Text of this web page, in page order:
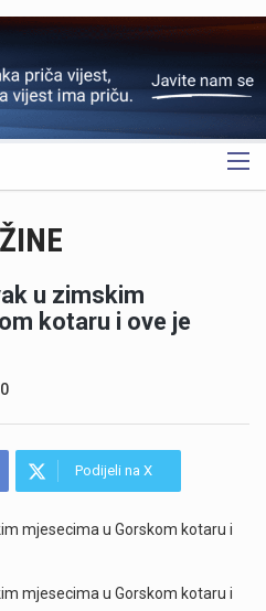
u zimskim
kotaru i ove je
Podijeli na X
mjesecima u Gorskom kotaru i
mjesecima u Gorskom kotaru i